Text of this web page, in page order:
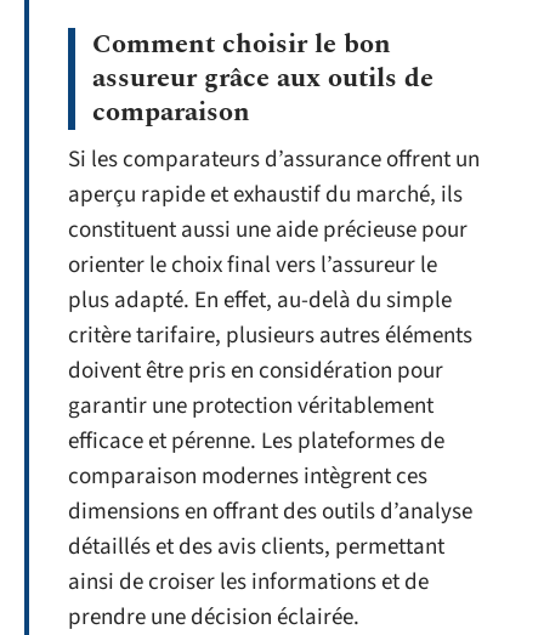
Comment choisir le bon
assureur grâce aux outils de
comparaison
Si les comparateurs d’assurance offrent un
aperçu rapide et exhaustif du marché, ils
constituent aussi une aide précieuse pour
orienter le choix final vers l’assureur le
plus adapté. En effet, au-delà du simple
critère tarifaire, plusieurs autres éléments
doivent être pris en considération pour
garantir une protection véritablement
efficace et pérenne. Les plateformes de
comparaison modernes intègrent ces
dimensions en offrant des outils d’analyse
détaillés et des avis clients, permettant
ainsi de croiser les informations et de
prendre une décision éclairée.